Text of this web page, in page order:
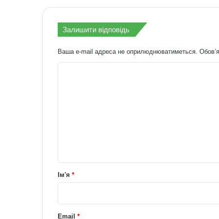
Залишити відповідь
Ваша e-mail адреса не оприлюднюватиметься.
рІм'я *
Email *